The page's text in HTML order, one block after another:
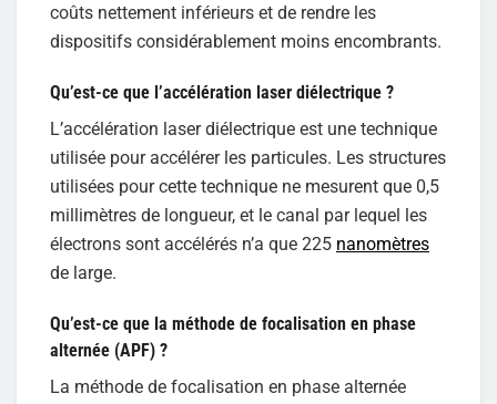
coûts nettement inférieurs et de rendre les
dispositifs considérablement moins encombrants.
Qu’est-ce que l’accélération laser diélectrique ?
L’accélération laser diélectrique est une technique
utilisée pour accélérer les particules. Les structures
utilisées pour cette technique ne mesurent que 0,5
millimètres de longueur, et le canal par lequel les
électrons sont accélérés n’a que 225 nanomètres
de large.
Qu’est-ce que la méthode de focalisation en phase
alternée (APF) ?
La méthode de focalisation en phase alternée